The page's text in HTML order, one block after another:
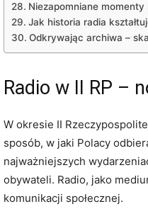
Niezapomniane
Jak historia radia
Odkrywając archiwa –
Radio w II RP –
W okresie II
sposób, w jaki Polacy
najważniejszych
obywateli. Radio, jako
komunikacji społecznej.